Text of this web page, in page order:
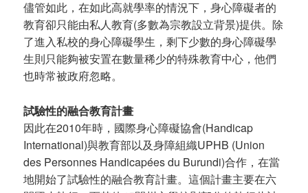
儘管如此，在如此高就學率的情況下，身心障礙者的
教育卻只能由私人教育(多數為宗教設立背景)提供。除
了進入私校的身心障礙學生，剩下少數的身心障礙學
生則只能夠被安置在數量稀少的特殊教育中心，他們
也時常被政府忽略。
試驗性的融合教育計畫
因此在2010年時，國際身心障礙協會(Handicap
International)與教育部以及身障組織UPHB (Union
des Personnes Handicapées du Burundi)合作，在當
地開始了試驗性的融合教育計畫。這個計畫主要在六